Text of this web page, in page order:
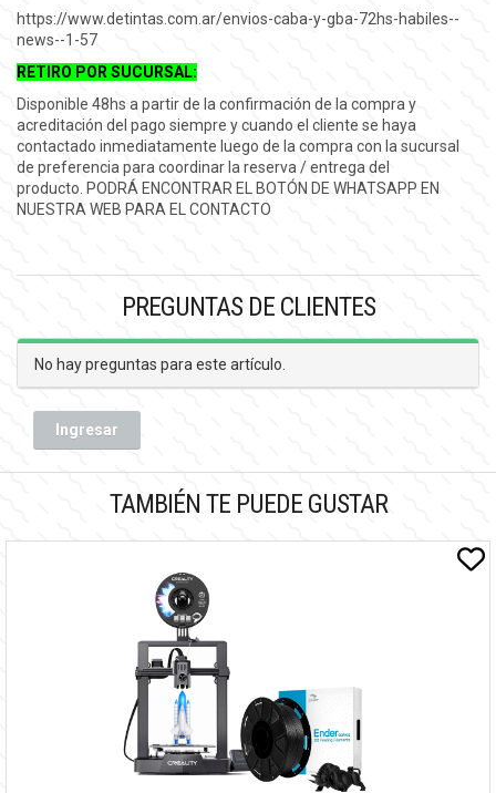
https://www.detintas.com.ar/envios-caba-y-gba-72hs-habiles--
news--1-57
RETIRO POR SUCURSAL:
Disponible 48hs a partir de la confirmación de la compra y
acreditación del pago siempre y cuando el cliente se haya
contactado inmediatamente luego de la compra con la sucursal
de preferencia para coordinar la reserva / entrega del
producto. PODRÁ ENCONTRAR EL BOTÓN DE WHATSAPP EN
NUESTRA WEB PARA EL CONTACTO
PREGUNTAS DE CLIENTES
No hay preguntas para este artículo.
Ingresar
TAMBIÉN TE PUEDE GUSTAR